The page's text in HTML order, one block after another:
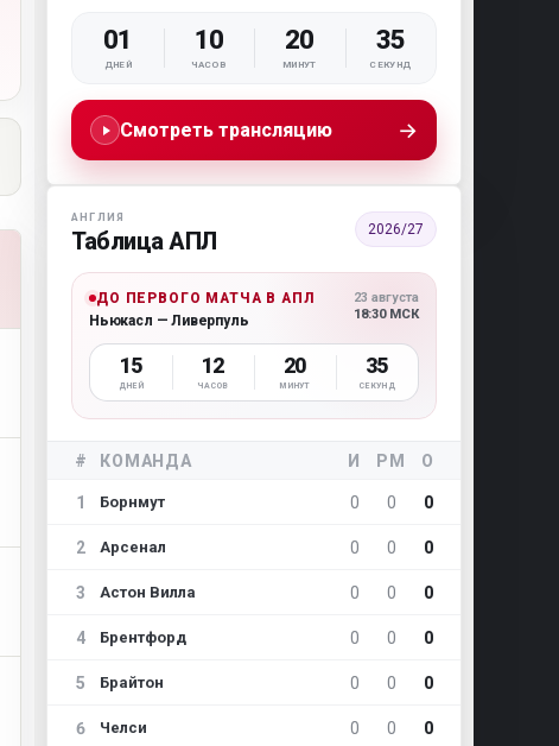
01
ДНЕЙ
10
ЧАСОВ
20
МИНУТ
34
СЕКУНД
Смотреть трансляцию →
АНГЛИЯ
Таблица АПЛ 2026/27
ДО ПЕРВОГО МАТЧА В АПЛ
Ньюкасл — Ливерпуль
23 августа
18:30 МСК
15
ДНЕЙ
12
ЧАСОВ
20
МИНУТ
34
СЕКУНД
# КОМАНДА И РМ О
1 Борнмут 0 0 0
2 Арсенал 0 0 0
3 Астон Вилла 0 0 0
4 Брентфорд 0 0 0
5 Брайтон 0 0 0
6 Челси 0 0 0